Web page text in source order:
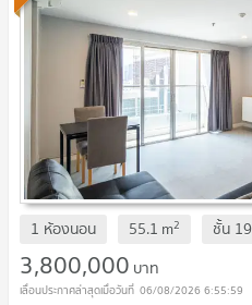
1 ห้องนอน 55.1 m2 ชั้น 19
3,800,000 บาท
06/08/2026 6:55:59